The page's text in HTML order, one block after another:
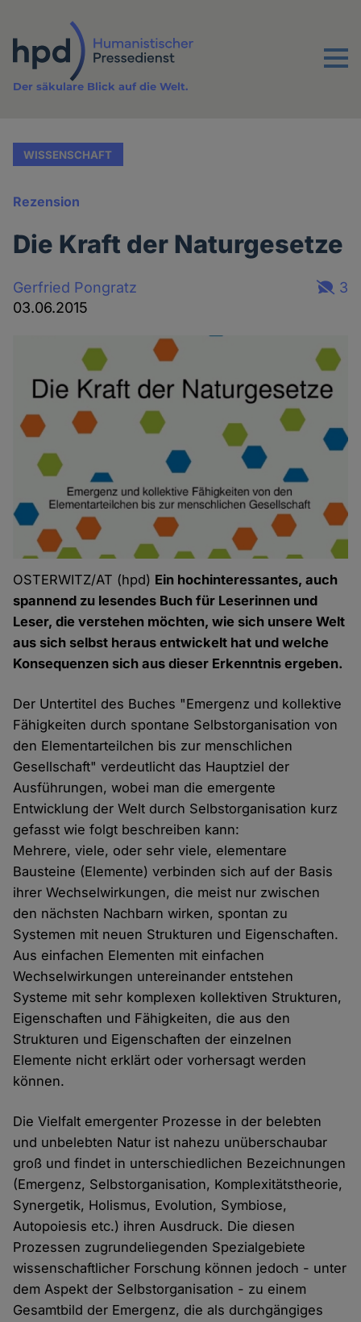
Inhalt
Menu
Der säkulare Blick auf die Welt.
WISSENSCHAFT
Rezension
Die Kraft der Naturgesetze
Gerfried Pongratz
03.06.2015
3
OSTERWITZ/AT (hpd) Ein hochinteressantes, auch
spannend zu lesendes Buch für Leserinnen und
Leser, die verstehen möchten, wie sich unsere Welt
aus sich selbst heraus entwickelt hat und welche
Konsequenzen sich aus dieser Erkenntnis ergeben.
Der Untertitel des Buches "Emergenz und kollektive
Fähigkeiten durch spontane Selbstorganisation von
den Elementarteilchen bis zur menschlichen
Gesellschaft" verdeutlicht das Hauptziel der
Ausführungen, wobei man die emergente
Entwicklung der Welt durch Selbstorganisation kurz
gefasst wie folgt beschreiben kann:
Mehrere, viele, oder sehr viele, elementare
Bausteine (Elemente) verbinden sich auf der Basis
ihrer Wechselwirkungen, die meist nur zwischen
den nächsten Nachbarn wirken, spontan zu
Systemen mit neuen Strukturen und Eigenschaften.
Aus einfachen Elementen mit einfachen
Wechselwirkungen untereinander entstehen
Systeme mit sehr komplexen kollektiven Strukturen,
Eigenschaften und Fähigkeiten, die aus den
Strukturen und Eigenschaften der einzelnen
Elemente nicht erklärt oder vorhersagt werden
können.
Die Vielfalt emergenter Prozesse in der belebten
und unbelebten Natur ist nahezu unüberschaubar
groß und findet in unterschiedlichen Bezeichnungen
(Emergenz, Selbstorganisation, Komplexitätstheorie,
Synergetik, Holismus, Evolution, Symbiose,
Autopoiesis etc.) ihren Ausdruck. Die diesen
Prozessen zugrundeliegenden Spezialgebiete
wissenschaftlicher Forschung können jedoch - unter
dem Aspekt der Selbstorganisation - zu einem
Gesamtbild der Emergenz, die als durchgängiges